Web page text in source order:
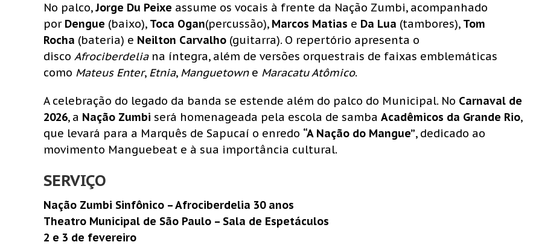
No palco,Jorge Du Peixe assume os vocais à frente da Nação Zumbi, acompanhado
por Dengue (baixo), Toca Ogan(percussão), Marcos Matias e Da Lua (tambores), Tom
Rocha (bateria) e Neilton Carvalho (guitarra). O repertório apresenta o
disco Afrociberdeliana íntegra, além de versões orquestrais de faixas emblemáticas
como Mateus Enter, Etnia, Manguetowne Maracatu Atômico.
A celebração do legado da banda se estende além do palco do Municipal. No Carnaval de
2026, a Nação Zumbi será homenageada pela escola de samba Acadêmicos da Grande Rio,
que levará para a Marquês de Sapucaí o enredo “A Nação do Mangue”, dedicado ao
movimento Manguebeat e à sua importância cultural.
SERVIÇO
Nação Zumbi Sinfônico – Afrociberdelia 30 anos
Theatro Municipal de São Paulo – Sala de Espetáculos
2 e 3 de fevereiro